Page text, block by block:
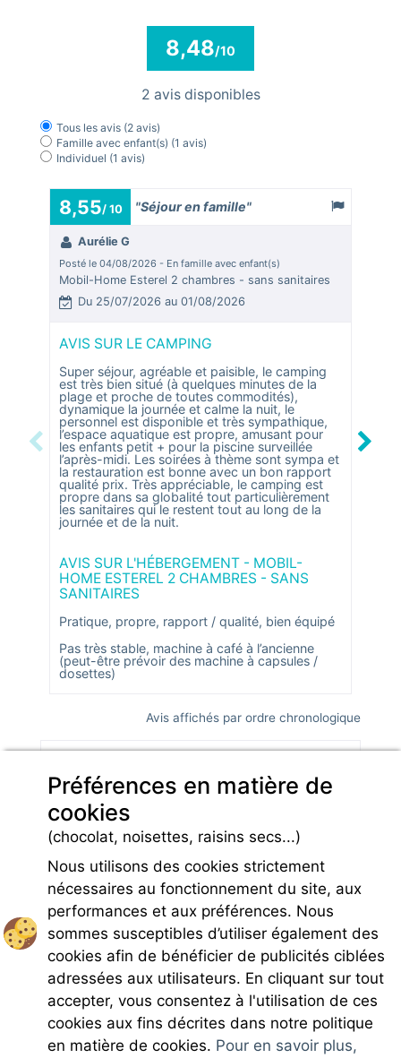
8,48/10
2 avis disponibles
Tous les avis (2 avis)
Famille avec enfant(s) (1 avis)
Individuel (1 avis)
Previous
8,55/ 10 "Séjour en famille"
Aurélie G
Posté le 04/08/2026 - En famille avec enfant(s)
Mobil-Home Esterel 2 chambres - sans sanitaires
Du 25/07/2026 au 01/08/2026
AVIS SUR LE CAMPING
Super séjour, agréable et paisible, le camping
est très bien situé (à quelques minutes de la
plage et proche de toutes commodités),
dynamique la journée et calme la nuit, le
personnel est disponible et très sympathique,
l’espace aquatique est propre, amusant pour
les enfants petit + pour la piscine surveillée
l’après-midi. Les soirées à thème sont sympa et
la restauration est bonne avec un bon rapport
qualité prix. Très appréciable, le camping est
propre dans sa globalité tout particulièrement
les sanitaires qui le restent tout au long de la
journée et de la nuit.
AVIS SUR L'HÉBERGEMENT - MOBIL-
HOME ESTEREL 2 CHAMBRES - SANS
SANITAIRES
Pratique, propre, rapport / qualité, bien équipé
Pas très stable, machine à café à l’ancienne
(peut-être prévoir des machine à capsules /
dosettes)
Juste
Next
Avis affichés par ordre chronologique
En savoir plus
Rejoignez-nous
Préférences en matière de
cookies
(chocolat, noisettes, raisins secs...)
Nous utilisons des cookies strictement
nécessaires au fonctionnement du site, aux
performances et aux préférences. Nous
sommes susceptibles d’utiliser également des
cookies afin de bénéficier de publicités ciblées
adressées aux utilisateurs. En cliquant sur tout
accepter, vous consentez à l'utilisation de ces
cookies aux fins décrites dans notre politique
en matière de cookies. Pour en savoir plus,